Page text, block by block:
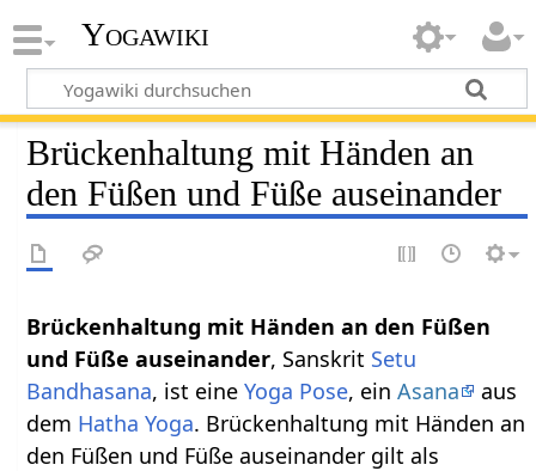
Yogawiki
Brückenhaltung mit Händen an
den Füßen und Füße auseinander
Brückenhaltung mit Händen an den Füßen
und Füße auseinander, Sanskrit Setu
Bandhasana, ist eineYoga Pose, einAsana
aus
dem Hatha Yoga. Brückenhaltung mit Händen an
den Füßen und Füße auseinander gilt als